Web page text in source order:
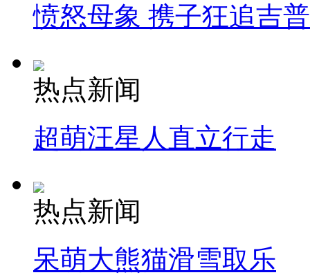
愤怒母象 携子狂追吉
热点新闻
超萌汪星人直立行走
热点新闻
呆萌大熊猫滑雪取乐